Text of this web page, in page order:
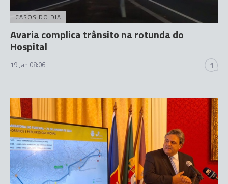
CASOS DO DIA
Avaria complica trânsito na rotunda do
Hospital
19 Jan 08:06 1